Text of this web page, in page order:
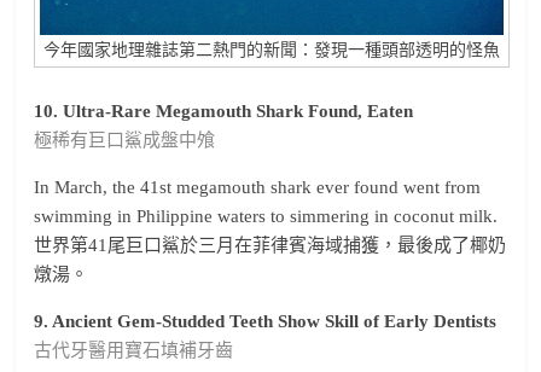
今年國家地理雜誌第二熱門的新聞：發現一種頭部透明的怪魚
10. Ultra-Rare Megamouth Shark Found, Eaten
極稀有巨口鯊成盤中飧
In March, the 41st megamouth shark ever found went from
swimming in Philippine waters to simmering in coconut milk.
世界第41尾巨口鯊於三月在菲律賓海域捕獲，最後成了椰奶
燉湯。
9. Ancient Gem-Studded Teeth Show Skill of Early Dentists
古代牙醫用寶石填補牙齒